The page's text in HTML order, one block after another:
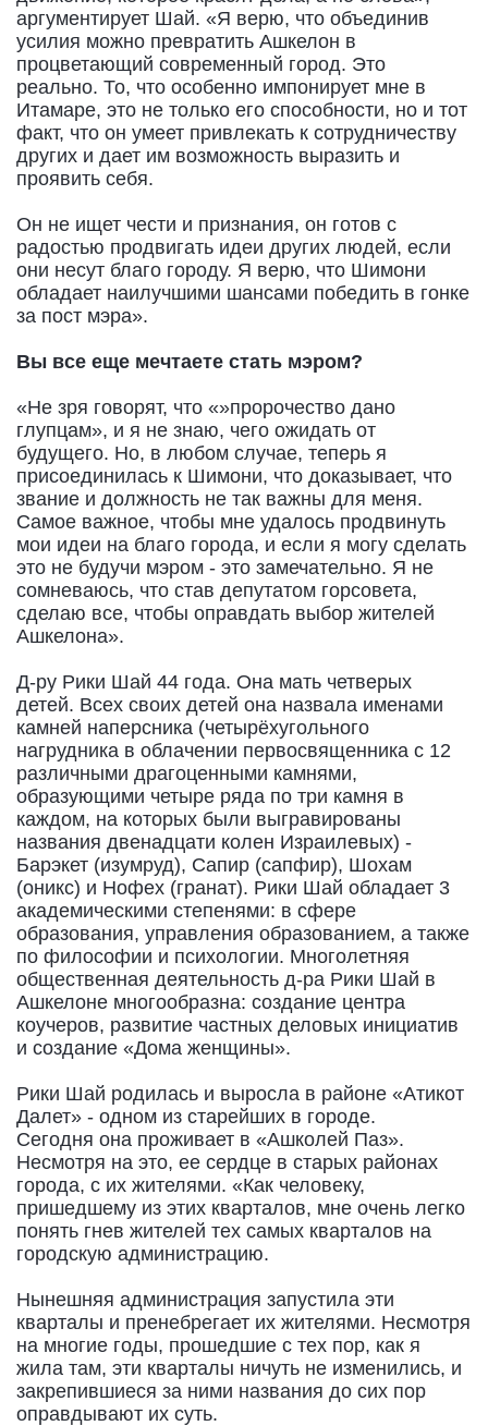
аргументирует Шай. «Я верю, что объединив
усилия можно превратить Ашкелон в
процветающий современный город. Это
реально. То, что особенно импонирует мне в
Итамаре, это не только его способности, но и тот
факт, что он умеет привлекать к сотрудничеству
других и дает им возможность выразить и
проявить себя.
Он не ищет чести и признания, он готов с
радостью продвигать идеи других людей, если
они несут благо городу. Я верю, что Шимони
обладает наилучшими шансами победить в гонке
за пост мэра».
Вы все еще мечтаете стать мэром?
«Не зря говорят, что «»пророчество дано
глупцам», и я не знаю, чего ожидать от
будущего. Но, в любом случае, теперь я
присоединилась к Шимони, что доказывает, что
звание и должность не так важны для меня.
Самое важное, чтобы мне удалось продвинуть
мои идеи на благо города, и если я могу сделать
это не будучи мэром - это замечательно. Я не
сомневаюсь, что став депутатом горсовета,
сделаю все, чтобы оправдать выбор жителей
Ашкелона».
Д-ру Рики Шай 44 года. Она мать четверых
детей. Всех своих детей она назвала именами
камней наперсника (четырёхугольного
нагрудника в облачении первосвященника с 12
различными драгоценными камнями,
образующими четыре ряда по три камня в
каждом, на которых были выгравированы
названия двенадцати колен Израилевых) -
Барэкет (изумруд), Сапир (сапфир), Шохам
(оникс) и Нофех (гранат). Рики Шай обладает 3
академическими степенями: в сфере
образования, управления образованием, а также
по философии и психологии. Многолетняя
общественная деятельность д-ра Рики Шай в
Ашкелоне многообразна: создание центра
коучеров, развитие частных деловых инициатив
и создание «Дома женщины».
Рики Шай родилась и выросла в районе «Атикот
Далет» - одном из старейших в городе.
Сегодня она проживает в «Ашколей Паз».
Несмотря на это, ее сердце в старых районах
города, с их жителями. «Как человеку,
пришедшему из этих кварталов, мне очень легко
понять гнев жителей тех самых кварталов на
городскую администрацию.
Нынешняя администрация запустила эти
кварталы и пренебрегает их жителями. Несмотря
на многие годы, прошедшие с тех пор, как я
жила там, эти кварталы ничуть не изменились, и
закрепившиеся за ними названия до сих пор
оправдывают их суть.